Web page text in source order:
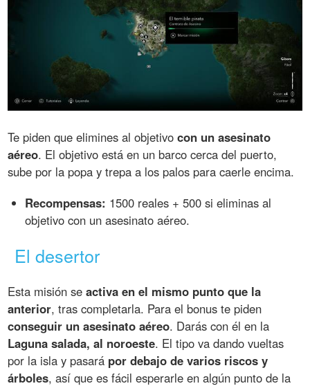
Te piden que elimines al objetivocon un asesinato
aéreo. El objetivo está en un barco cerca del puerto,
sube por la popa y trepa a los palos para caerle encima.
Recompensas: 1500 reales + 500 si eliminas al
objetivo con un asesinato aéreo.
El desertor
Esta misión seactiva en el mismo punto que la
anterior, tras completarla. Para el bonus te piden
conseguir un asesinato aéreo. Darás con él en la
Laguna salada, al noroeste. El tipo va dando vueltas
por la isla y pasará por debajo de varios riscos y
árboles, así que es fácil esperarle en algún punto de la